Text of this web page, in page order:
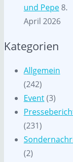
und Pepe 8.
April 2026
Kategorien
Allgemein
(242)
Event(3)
(231)
(2)